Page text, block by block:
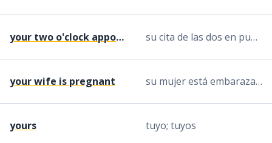
your two o'clock appointment is here su cita de las dos en punto está aquí
your wife is pregnant su mujer está embarazada
yours tuyo; tuyos